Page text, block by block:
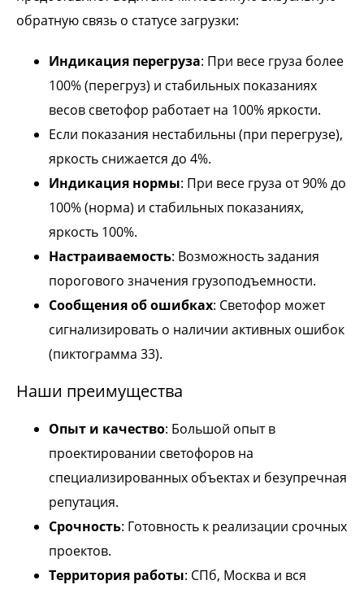
обратную связь о статусе загрузки:
Индикация перегруза: При весе груза более
100% (перегруз) и стабильных показаниях
весов светофор работает на 100% яркости.
Если показания нестабильны (при перегрузе),
яркость снижается до 4%.
Индикация нормы: При весе груза от 90% до
100% (норма) и стабильных показаниях,
яркость 100%.
Настраиваемость: Возможность задания
порогового значения грузоподъемности.
Сообщения об ошибках: Светофор может
сигнализировать о наличии активных ошибок
(пиктограмма 33).
Наши преимущества
Опыт и качество: Большой опыт в
проектировании светофоров на
специализированных объектах и безупречная
репутация.
Срочность: Готовность к реализации срочных
проектов.
Территория работы: СПб, Москва и вся